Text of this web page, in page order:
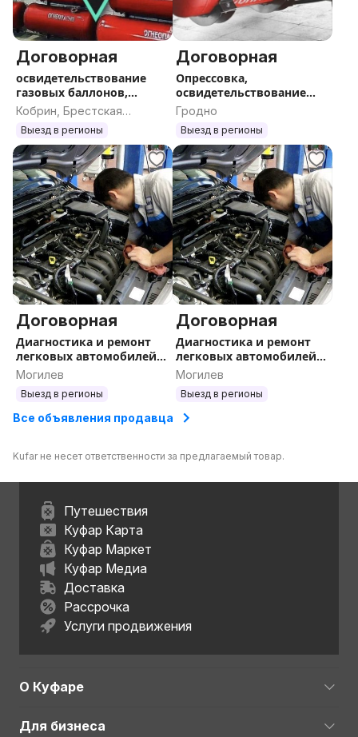
Договорная
освидетельствование
газовых баллонов,
оформление докментов
Кобрин, Брестская
область
Выезд в регионы
Договорная
Опрессовка,
освидетельствование
газового оборудования
Гродно
Выезд в регионы
Договорная
Диагностика и ремонт
легковых автомобилей
СТО
Могилев
Выезд в регионы
Договорная
Диагностика и ремонт
легковых автомобилей
СТО
Могилев
Выезд в регионы
Все объявления продавца
Kufar не несет ответственности за предлагаемый товар.
Путешествия
Куфар Карта
Куфар Маркет
Куфар Медиа
Доставка
Рассрочка
Услуги продвижения
О Куфаре
Для бизнеса